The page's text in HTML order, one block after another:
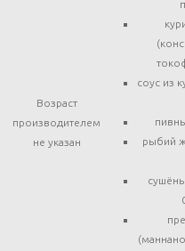
Возраст
производителем
не указан
соус из
рыбий